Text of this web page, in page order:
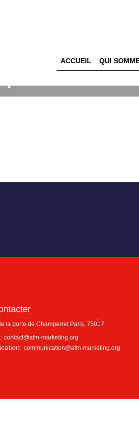
ACCUEIL QUI
à
de
la porte de Champerret Paris, 75017
contact@afm-marketing.org
communication@afm-marketing.org